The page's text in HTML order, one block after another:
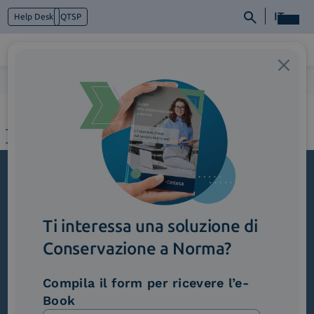
Help Desk QTSP IT
Cosa facciamo
1_NSOsanita (1)
Iscriviti alla newsletter
Novità, iniziative ed eventi dal mondo della
trasformazione digitale.
Ti interessa una soluzione di
Conservazione a Norma?
Compila il form per ricevere l’e-
Book